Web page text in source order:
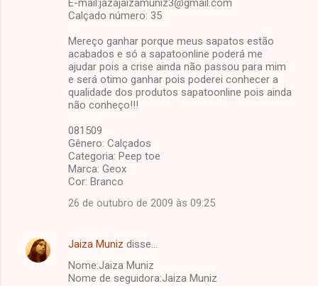
Calçado número: 35
Mereço ganhar porque meus sapatos estão
acabados e só a sapatoonline poderá me
ajudar pois a crise ainda não passou para mim
e será otimo ganhar pois poderei conhecer a
qualidade dos produtos sapatoonline pois ainda
não conheço!!!
081509
Gênero: Calçados
Categoria: Peep toe
Marca: Geox
Cor: Branco
26 de outubro de 2009 às 09:25
Jaiza Muniz disse…
Nome:Jaiza Muniz
Nome de seguidora:Jaiza Muniz